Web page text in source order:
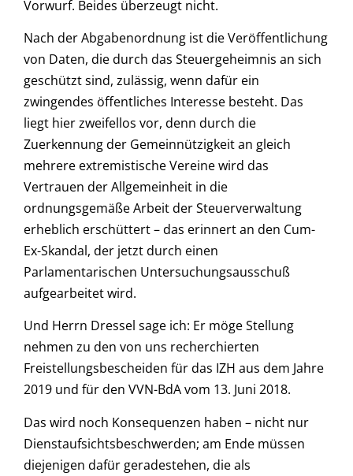
Vorwurf. Beides überzeugt nicht.
Nach der Abgabenordnung ist die Veröffentlichung
von Daten, die durch das Steuergeheimnis an sich
geschützt sind, zulässig, wenn dafür ein
zwingendes öffentliches Interesse besteht. Das
liegt hier zweifellos vor, denn durch die
Zuerkennung der Gemeinnützigkeit an gleich
mehrere extremistische Vereine wird das
Vertrauen der Allgemeinheit in die
ordnungsgemäße Arbeit der Steuerverwaltung
erheblich erschüttert – das erinnert an den Cum-
Ex-Skandal, der jetzt durch einen
Parlamentarischen Untersuchungsausschuß
aufgearbeitet wird.
Und Herrn Dressel sage ich: Er möge Stellung
nehmen zu den von uns recherchierten
Freistellungsbescheiden für das IZH aus dem Jahre
2019 und für den VVN-BdA vom 13. Juni 2018.
Das wird noch Konsequenzen haben – nicht nur
Dienstaufsichtsbeschwerden; am Ende müssen
diejenigen dafür geradestehen, die als